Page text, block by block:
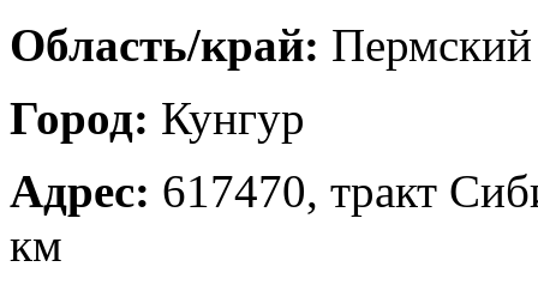
Область/край:
Город: Кунгур
Адрес: 617470, тракт
км